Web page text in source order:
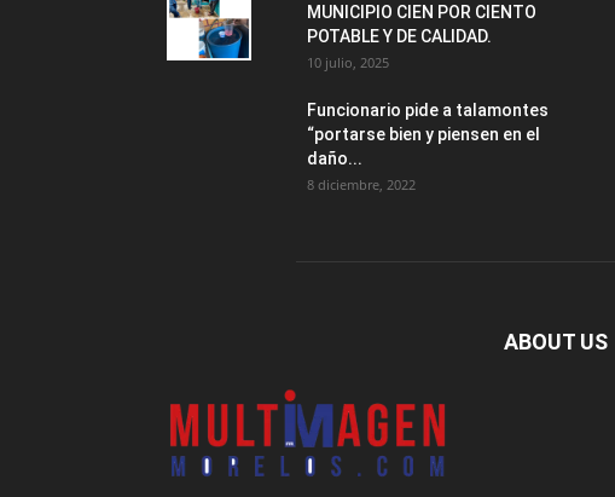
MUNICIPIO CIEN POR CIENTO
POTABLE Y DE CALIDAD.
10 julio, 2025
Funcionario pide a talamontes
“portarse bien y piensen en el
daño...
8 diciembre, 2022
ABOUT US